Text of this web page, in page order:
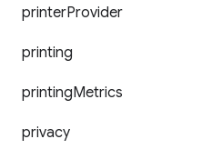
printerProvider
printing
printingMetrics
privacy